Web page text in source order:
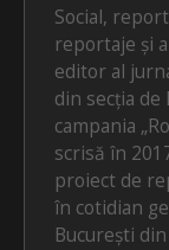
Social,
reportaje și
editor al
din secția de
campania
scrisă în
proiect de
în cotidian
București